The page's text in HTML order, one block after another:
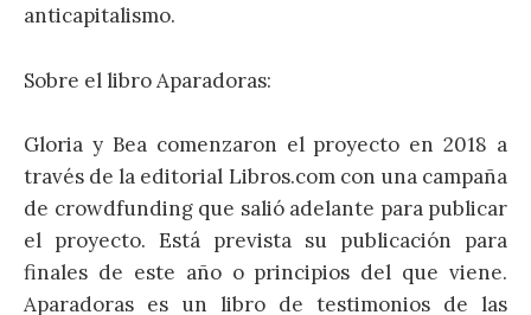
anticapitalismo.
Sobre el libro Aparadoras:
Gloria y Bea comenzaron el proyecto en 2018 a
través de la editorial Libros.com con una campaña
de crowdfunding que salió adelante para publicar
el proyecto. Está prevista su publicación para
finales de este año o principios del que viene.
Aparadoras es un libro de testimonios de las